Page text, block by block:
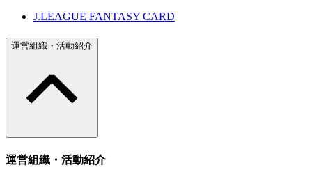
J.LEAGUE FANTASY CARD
運営組織・活動紹介
運営組織・活動紹介